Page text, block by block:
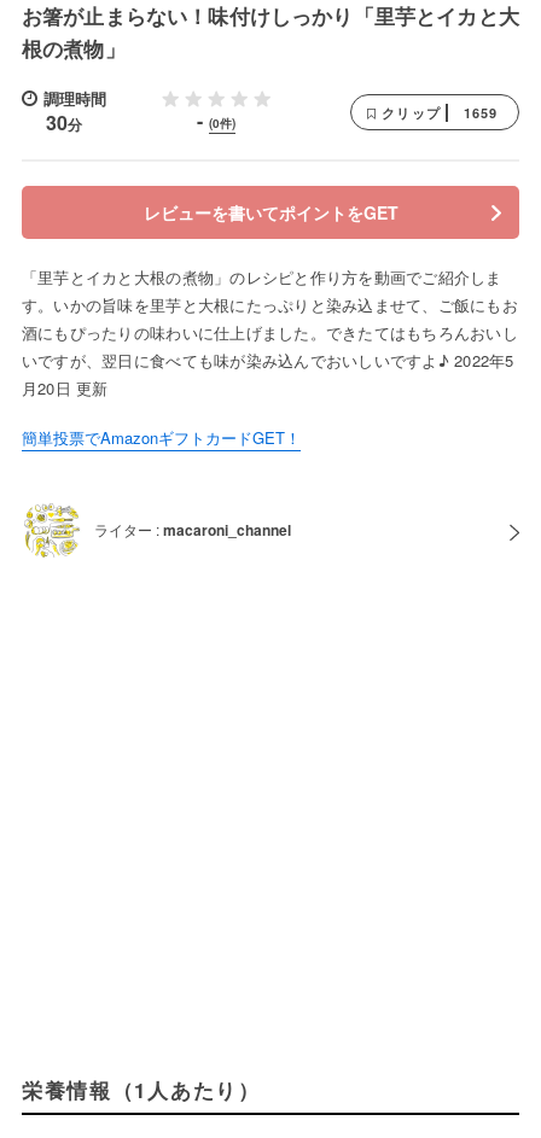
お箸が止まらない！味付けしっかり「里芋とイカと大
根の煮物」
調理時間
30分 - (0件)
クリップ 1659
レビューを書いてポイントをGET
「里芋とイカと大根の煮物」のレシピと作り方を動画でご紹介しま
す。いかの旨味を里芋と大根にたっぷりと染み込ませて、ご飯にもお
酒にもぴったりの味わいに仕上げました。できたてはもちろんおいし
いですが、翌日に食べても味が染み込んでおいしいですよ♪ 2022年5
月20日 更新
簡単投票でAmazonギフトカードGET！
ライター :macaroni_channel
栄養情報（1人あたり）